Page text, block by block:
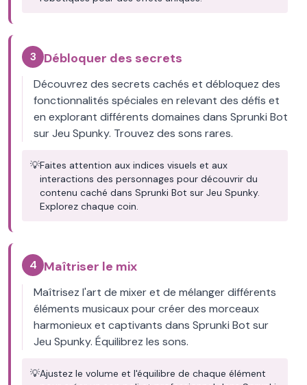
3 Débloquer des secrets
Découvrez des secrets cachés et débloquez des
fonctionnalités spéciales en relevant des défis et
en explorant différents domaines dans Sprunki Bot
sur Jeu Spunky. Trouvez des sons rares.
💡Faites attention aux indices visuels et aux
interactions des personnages pour découvrir du
contenu caché dans Sprunki Bot sur Jeu Spunky.
Explorez chaque coin.
4 Maîtriser le mix
Maîtrisez l'art de mixer et de mélanger différents
éléments musicaux pour créer des morceaux
harmonieux et captivants dans Sprunki Bot sur
Jeu Spunky. Équilibrez les sons.
💡Ajustez le volume et l'équilibre de chaque élément